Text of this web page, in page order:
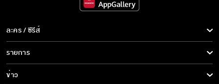
ละคร / ซีรีส์
ละคร/ซีรีส์
ซีรีส์นานาชาติ
รายการ
รายการทั้งหมด
ข่าว